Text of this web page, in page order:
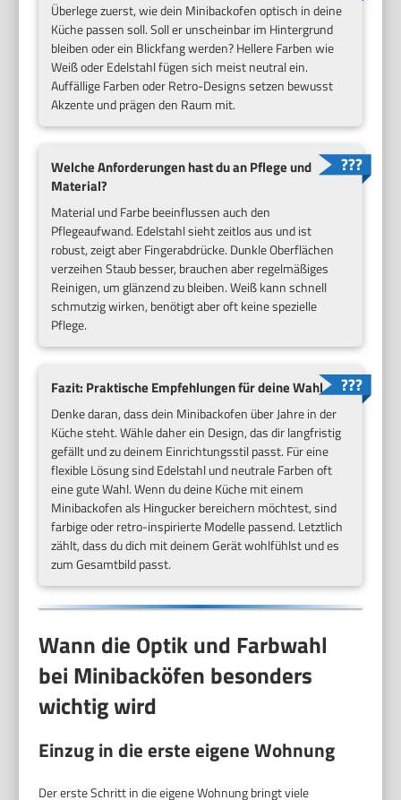
Überlege zuerst, wie dein Minibackofen optisch in deine
Küche passen soll. Soll er unscheinbar im Hintergrund
bleiben oder ein Blickfang werden? Hellere Farben wie
Weiß oder Edelstahl fügen sich meist neutral ein.
Auffällige Farben oder Retro-Designs setzen bewusst
Akzente und prägen den Raum mit.
Welche Anforderungen hast du an Pflege und
Material?
Material und Farbe beeinflussen auch den
Pflegeaufwand. Edelstahl sieht zeitlos aus und ist
robust, zeigt aber Fingerabdrücke. Dunkle Oberflächen
verzeihen Staub besser, brauchen aber regelmäßiges
Reinigen, um glänzend zu bleiben. Weiß kann schnell
schmutzig wirken, benötigt aber oft keine spezielle
Pflege.
Fazit: Praktische Empfehlungen für deine Wahl
Denke daran, dass dein Minibackofen über Jahre in der
Küche steht. Wähle daher ein Design, das dir langfristig
gefällt und zu deinem Einrichtungsstil passt. Für eine
flexible Lösung sind Edelstahl und neutrale Farben oft
eine gute Wahl. Wenn du deine Küche mit einem
Minibackofen als Hingucker bereichern möchtest, sind
farbige oder retro-inspirierte Modelle passend. Letztlich
zählt, dass du dich mit deinem Gerät wohlfühlst und es
zum Gesamtbild passt.
Wann die Optik und Farbwahl
bei Minibacköfen besonders
wichtig wird
Einzug in die erste eigene Wohnung
Der erste Schritt in die eigene Wohnung bringt viele